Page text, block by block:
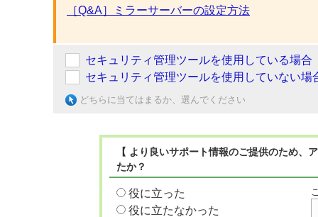
［Q&A］ミラーサーバーの設定方法
セキュリティ管理ツールを使用している場合
セキュリティ管理ツールを使用していない場
どちらに当てはまるか、選んでください
【 より良いサポート情報のご提供のため
たか？
役に立った
役に立たなかった